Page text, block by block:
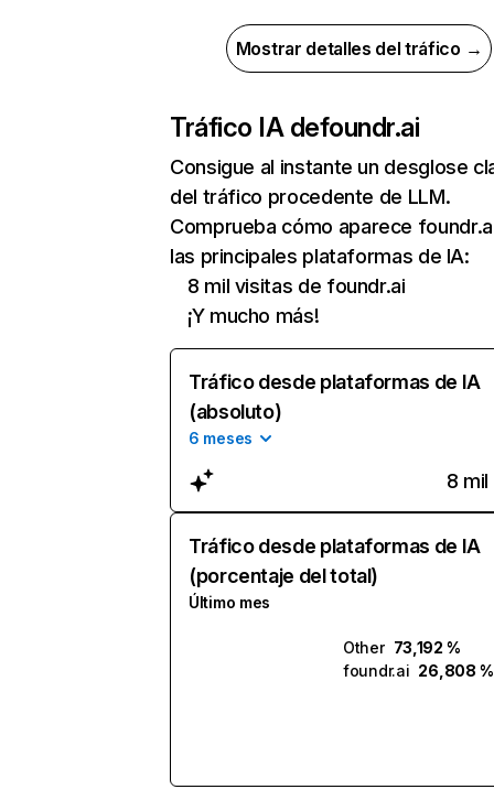
Mostrar detalles del tráfico →
Tráfico IA defoundr.ai
Consigue al instante un desglose
del tráfico procedente de LLM.
Comprueba cómo aparece
las principales plataformas de IA:
8 mil visitas de foundr.ai
¡Y mucho más!
Tráfico desde plataformas de IA
(absoluto)
6 meses
8 mil
Tráfico desde plataformas de IA
(porcentaje del total)
Último mes
Other 73,192 %
foundr.ai 26,808 %